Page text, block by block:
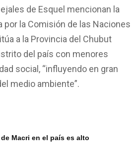
de Esquel mencionan la
por la Comisión de las Naciones
a la Provincia del Chubut
del país con menores
social, “influyendo en gran
medio ambiente”.
Macri en el país es alto